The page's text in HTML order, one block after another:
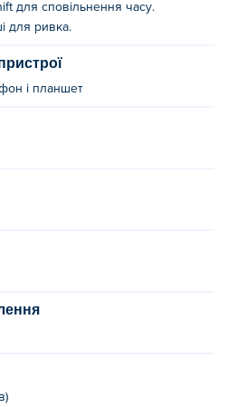
для сповільнення часу.
для ривка.
і планшет